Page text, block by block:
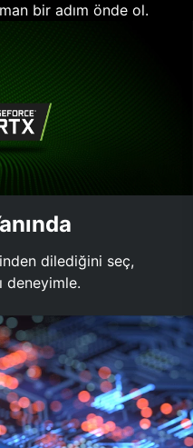
bir adım önde ol.
dilediğini seç,
deneyimle.